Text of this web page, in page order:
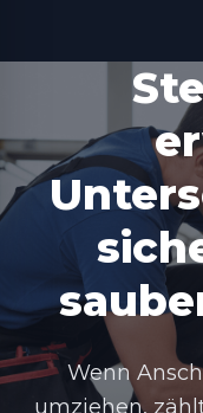
Wenn
umziehen,